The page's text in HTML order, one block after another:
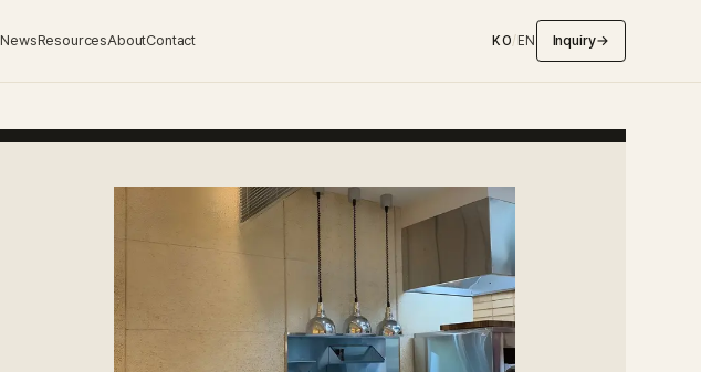
NewsResourcesAboutContact KO/ EN Inquiry→